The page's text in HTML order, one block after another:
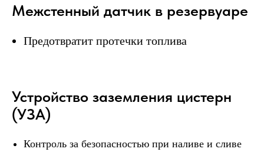
Межстенный датчик в резервуаре
Предотвратит протечки топлива
Устройство заземления цистерн
(УЗА)
Контроль за безопасностью при наливе и сливе